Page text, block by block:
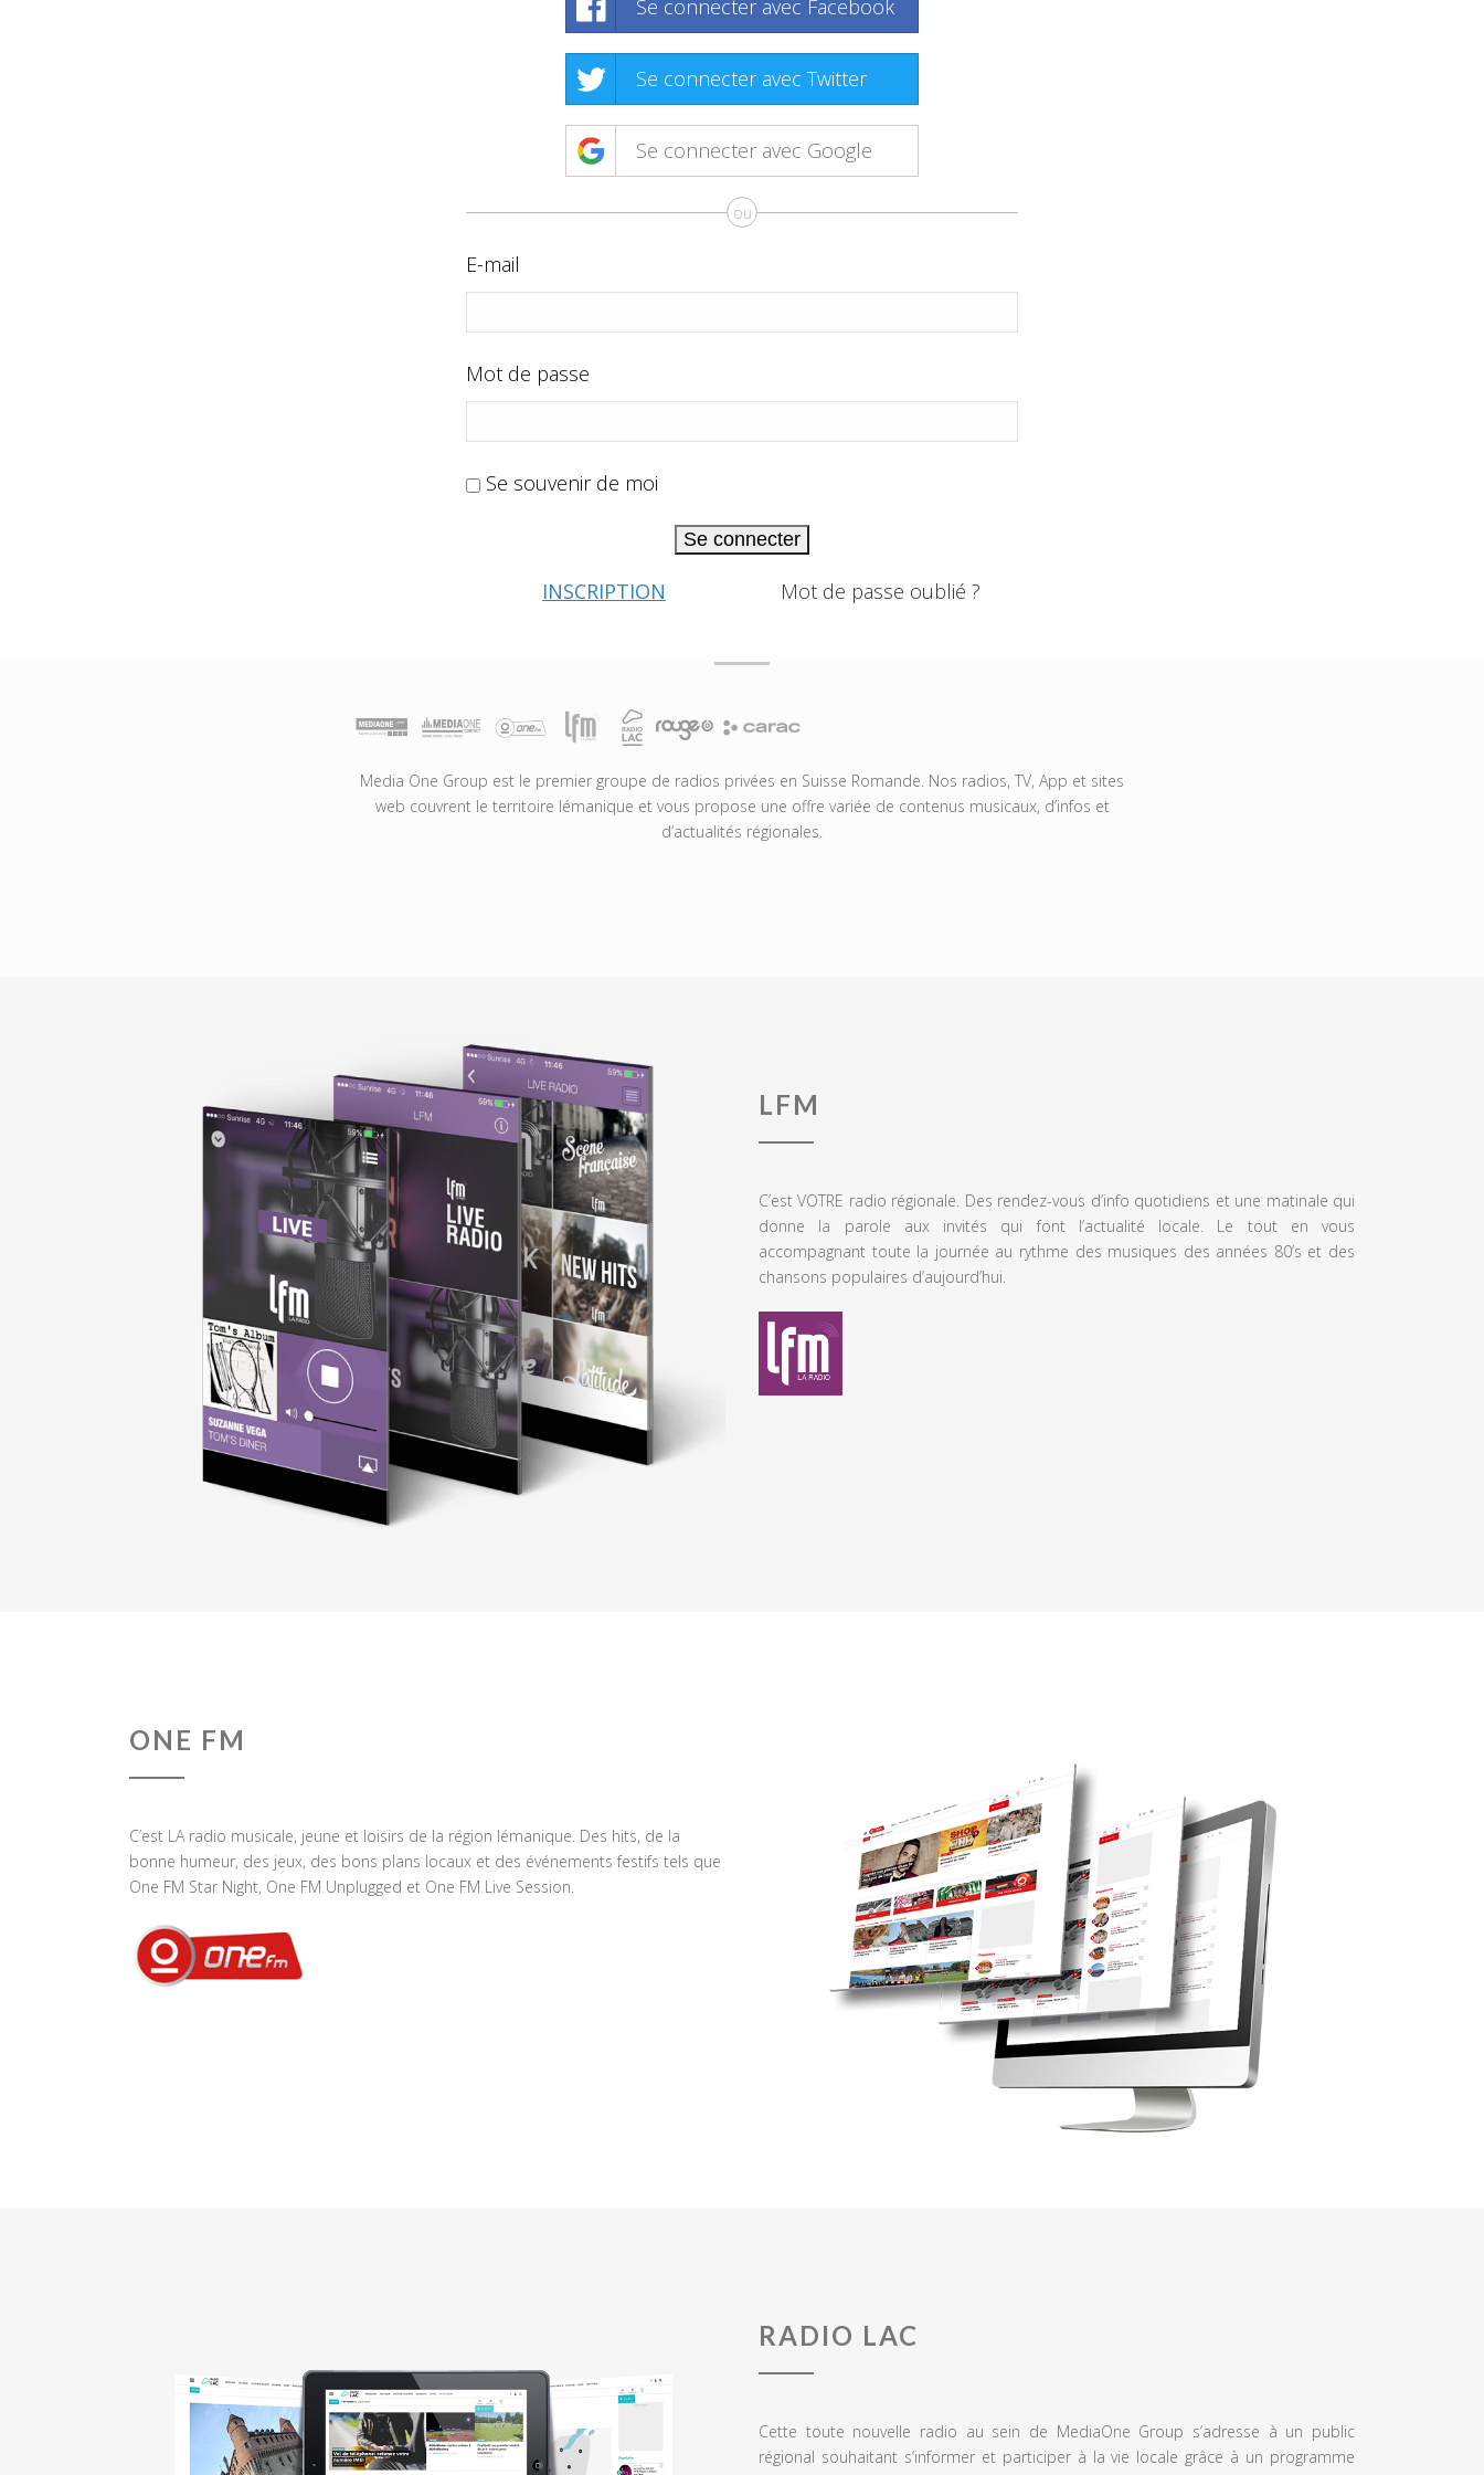
Se connecter avec Facebook
Se connecter avec Twitter
Se connecter avec Google
ou
E-mail
Mot de passe
Se souvenir de moi
Se connecter
INSCRIPTION Mot de passe oublié ?
Media One Group est le premier groupe de radios privées en Suisse Romande. Nos radios, TV, App et sites
web couvrent le territoire lémanique et vous propose une offre variée de contenus musicaux, d’infos et
d’actualités régionales.
LFM
C’est VOTRE radio régionale. Des rendez-vous d’info quotidiens et une matinale qui
donne la parole aux invités qui font l’actualité locale. Le tout en vous
accompagnant toute la journée au rythme des musiques des années 80’s et des
chansons populaires d’aujourd’hui.
ONE FM
C’est LA radio musicale, jeune et loisirs de la région lémanique. Des hits, de la
bonne humeur, des jeux, des bons plans locaux et des événements festifs tels que
One FM Star Night, One FM Unplugged et One FM Live Session.
RADIO LAC
Cette toute nouvelle radio au sein de MediaOne Group s’adresse à un public
régional souhaitant s’informer et participer à la vie locale grâce à un programme